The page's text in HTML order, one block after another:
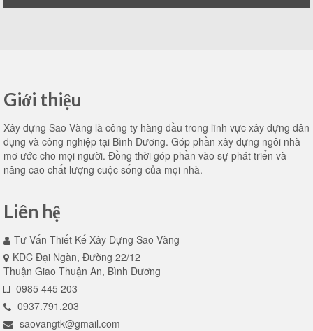
Giới thiệu
Xây dựng Sao Vàng là công ty hàng đầu trong lĩnh vực xây dựng dân
dụng và công nghiệp tại Bình Dương. Góp phần xây dựng ngôi nhà
mơ ước cho mọi người. Đồng thời góp phần vào sự phát triển và
nâng cao chất lượng cuộc sống của mọi nhà.
Liên hệ
Tư Vấn Thiết Kế Xây Dựng Sao Vàng
KDC Đại Ngàn, Đường 22/12
Thuận Giao Thuận An, Bình Dương
0985 445 203
0937.791.203
saovangtk@gmail.com